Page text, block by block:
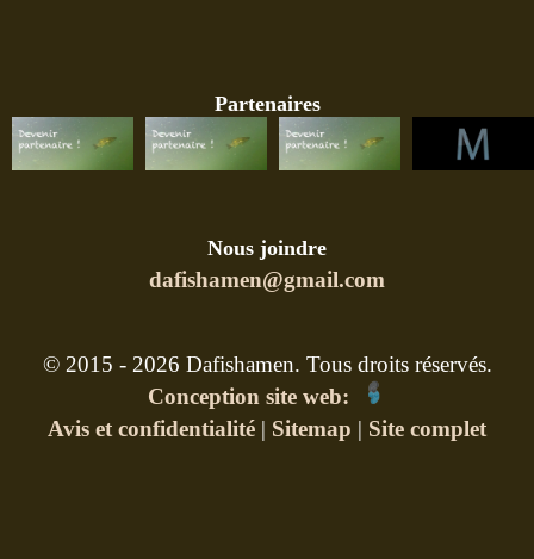
Partenaires
Nous joindre
dafishamen@gmail.com
© 2015 - 2026 Dafishamen. Tous droits réservés.
Conception site web:
Avis et confidentialité | Sitemap | Site complet